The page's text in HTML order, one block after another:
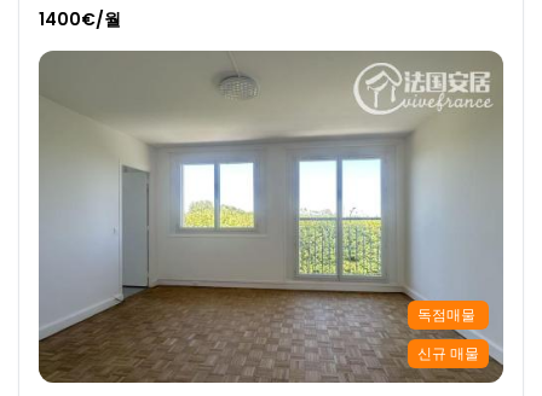
1400€/월
독점매물
신규 매물